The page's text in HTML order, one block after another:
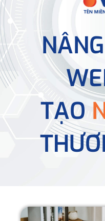
NÂNG
TẠO